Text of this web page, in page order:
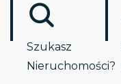
Szukasz
Nieruchomości?